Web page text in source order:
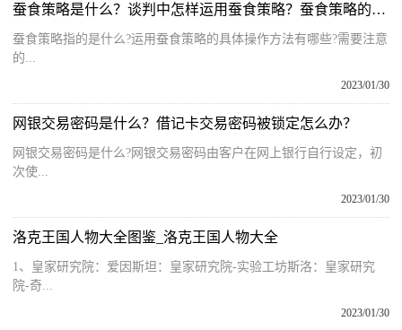
蚕食策略是什么？谈判中怎样运用蚕食策略？蚕食策略的运用
蚕食策略指的是什么?运用蚕食策略的具体操作方法有哪些?需要注意
的...
2023/01/30
网银交易密码是什么？借记卡交易密码被锁定怎么办？
网银交易密码是什么?网银交易密码由客户在网上银行自行设定，初
次使...
2023/01/30
洛克王国人物大全图鉴_洛克王国人物大全
1、皇家研究院：爱因斯坦：皇家研究院-实验工坊斯洛：皇家研究
院-奇...
2023/01/30